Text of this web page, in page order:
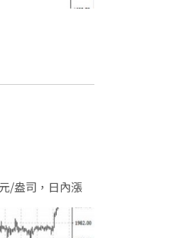
/盎司，日內漲